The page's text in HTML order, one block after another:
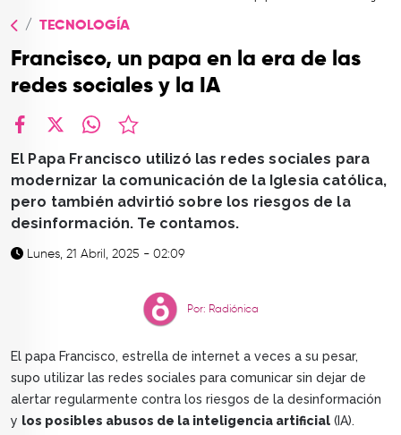
CONTACTO
TECNOLOGÍA
Francisco, un papa en la era de las
redes sociales y la IA
El Papa Francisco utilizó las redes sociales para
modernizar la comunicación de la Iglesia católica,
pero también advirtió sobre los riesgos de la
desinformación. Te contamos.
Lunes, 21 Abril, 2025 - 02:09
Por: Radiónica
El papa Francisco, estrella de internet a veces a su pesar,
supo utilizar las redes sociales para comunicar sin dejar de
alertar regularmente contra los riesgos de la desinformación
y los posibles abusos de la inteligencia artificial (IA).